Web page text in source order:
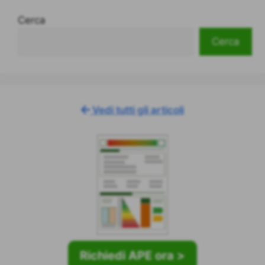
Cerca
Cerca
Vedi tutti gli articoli
Richiedi APE ora >